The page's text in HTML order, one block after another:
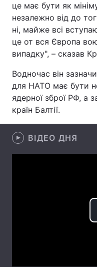
Здоров'я
Цікавинки
Екологія
Лонгріди
Відео з Youtube
Інтерв'ю
Архів
це має бути як
незалежно від до
ні, майже всі
це от вся Європа
випадку", – сказав
Водночас він
для НАТО має бути
ядерної зброї РФ, а
країн Балтії.
ВІДЕО ДНЯ